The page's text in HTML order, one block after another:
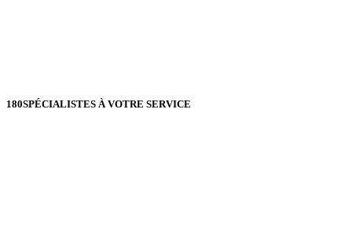
180SPÉCIALISTES À VOTRE SERVICE